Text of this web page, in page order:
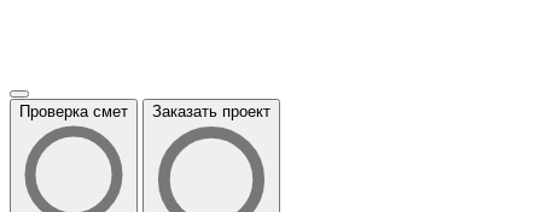
Проверка смет Заказать проект